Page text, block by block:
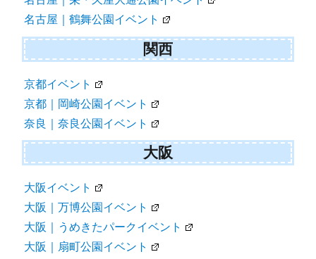
名古屋｜鶴舞公園イベント
関西
京都イベント
京都｜岡崎公園イベント
奈良｜奈良公園イベント
大阪
大阪イベント
大阪｜万博公園イベント
大阪｜うめきたパークイベント
大阪｜扇町公園イベント